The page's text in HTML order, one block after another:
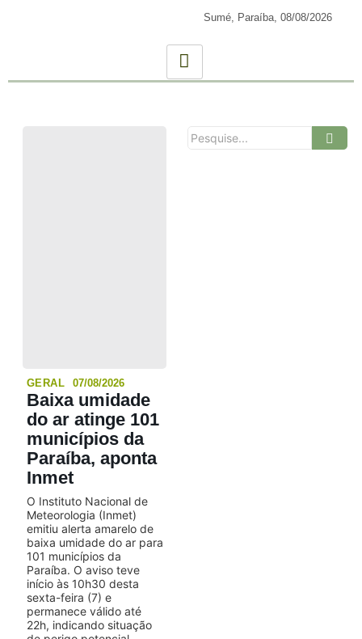
Sumé, Paraíba, 08/08/2026
GERAL 07/08/2026
Baixa umidade
do ar atinge 101
municípios da
Paraíba, aponta
Inmet
O Instituto Nacional de
Meteorologia (Inmet)
emitiu alerta amarelo de
baixa umidade do ar para
101 municípios da
Paraíba. O aviso teve
início às 10h30 desta
sexta-feira (7) e
permanece válido até
22h, indicando situação